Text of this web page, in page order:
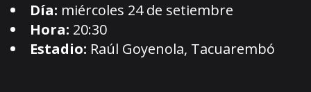
Día: miércoles 24 de setiembre
Hora: 20:30
Estadio: Raúl Goyenola, Tacuarembó